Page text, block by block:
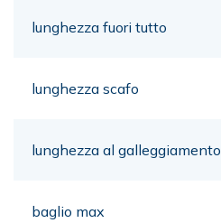
lunghezza fuori tutto
lunghezza scafo
lunghezza al galleggiamento
baglio max